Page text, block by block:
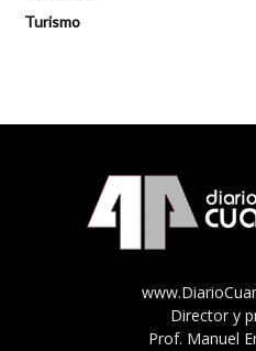
Turismo
Director y
Prof. Manuel